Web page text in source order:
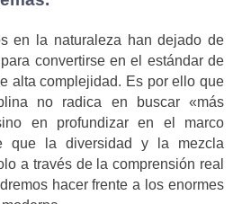
en la naturaleza han dejado de
convertirse en el estándar de
alta complejidad. Es por ello que
no radica en buscar «más
en profundizar en el marco
que la diversidad y la mezcla
a través de la comprensión real
hacer frente a los enormes